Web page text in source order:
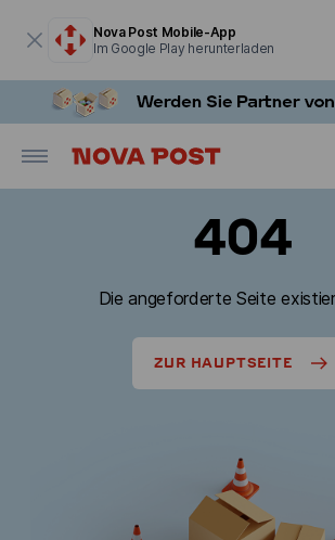
Nova Post Mobile-App
Im Google Play herunterladen
404
Die angeforderte Seite
ZUR HAUPTSEITE